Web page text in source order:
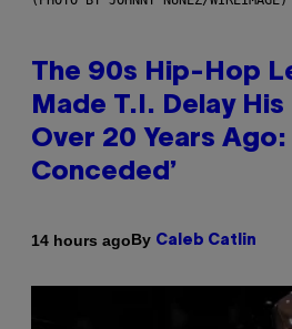
The 90s Hip-Hop
Made T.I. Delay
Over 20 Years
Conceded’
14 hours agoBy Caleb Catlin